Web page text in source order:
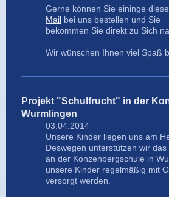
Gerne können Sie eininge
Mail bei uns bestellen und Sie
bekommen Sie direkt zu Sich
Wir wünschen Ihnen viel Spaß
Projekt "Schulfrucht" in der
Wurmlingen
03.04.2014
Unsere Kinder liegen uns am
Deswegen unterstützen wir
an der Konzenbergschule in
unsere Kinder regelmäßig mit
versorgt werden.